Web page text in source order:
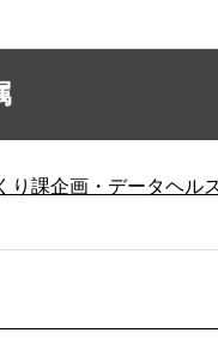
り課企画・データヘル